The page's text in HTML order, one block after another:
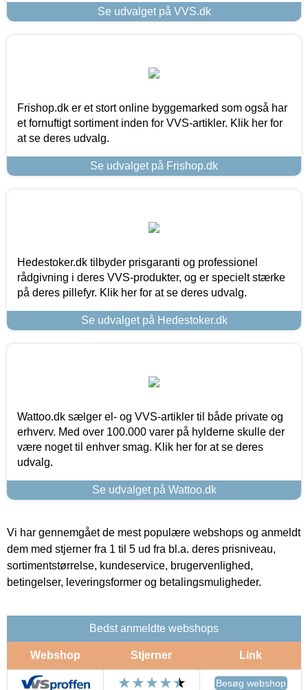
Se udvalget på VVS.dk
Frishop.dk er et stort online byggemarked som også har
et fornuftigt sortiment inden for VVS-artikler. Klik her for
at se deres udvalg.
Se udvalget på Frishop.dk
Hedestoker.dk tilbyder prisgaranti og professionel
rådgivning i deres VVS-produkter, og er specielt stærke
på deres pillefyr. Klik her for at se deres udvalg.
Se udvalget på Hedestoker.dk
Wattoo.dk sælger el- og VVS-artikler til både private og
erhverv. Med over 100.000 varer på hylderne skulle der
være noget til enhver smag. Klik her for at se deres
udvalg.
Se udvalget på Wattoo.dk
Vi har gennemgået de mest populære webshops og anmeldt
dem med stjerner fra 1 til 5 ud fra bl.a. deres prisniveau,
sortimentstørrelse, kundeservice, brugervenlighed,
betingelser, leveringsformer og betalingsmuligheder.
Bedst anmeldte webshops
Webshop Stjerner Link
Besøg webshop